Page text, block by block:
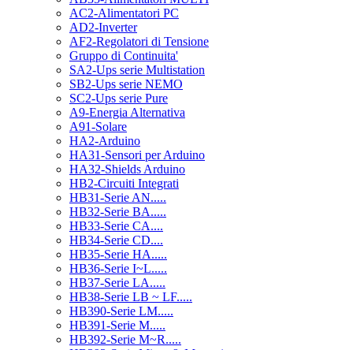
AC2-Alimentatori PC
AD2-Inverter
AF2-Regolatori di Tensione
Gruppo di Continuita'
SA2-Ups serie Multistation
SB2-Ups serie NEMO
SC2-Ups serie Pure
A9-Energia Alternativa
A91-Solare
HA2-Arduino
HA31-Sensori per Arduino
HA32-Shields Arduino
HB2-Circuiti Integrati
HB31-Serie AN.....
HB32-Serie BA.....
HB33-Serie CA....
HB34-Serie CD....
HB35-Serie HA.....
HB36-Serie I~L.....
HB37-Serie LA.....
HB38-Serie LB ~ LF.....
HB390-Serie LM.....
HB391-Serie M.....
HB392-Serie M~R.....